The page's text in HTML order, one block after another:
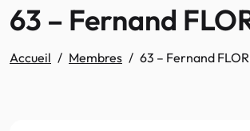
63 – Fernand
Accueil Membres 63 – Fernand